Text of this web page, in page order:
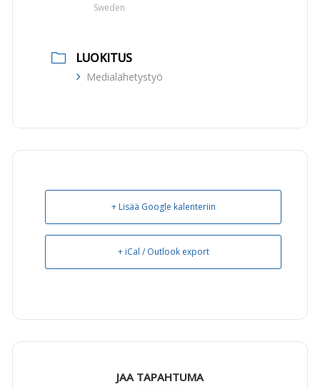
Sweden
LUOKITUS
Medialähetystyö
+ Lisää Google kalenteriin
+ iCal / Outlook export
JAA TAPAHTUMA